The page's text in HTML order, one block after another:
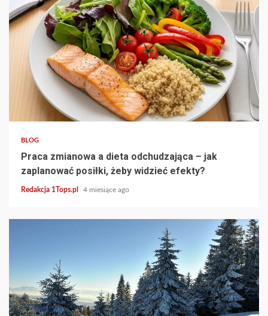
3 min read
BLOG
Praca zmianowa a dieta odchudzająca – jak
zaplanować posiłki, żeby widzieć efekty?
Redakcja 1Tops.pl 4 miesiące ago